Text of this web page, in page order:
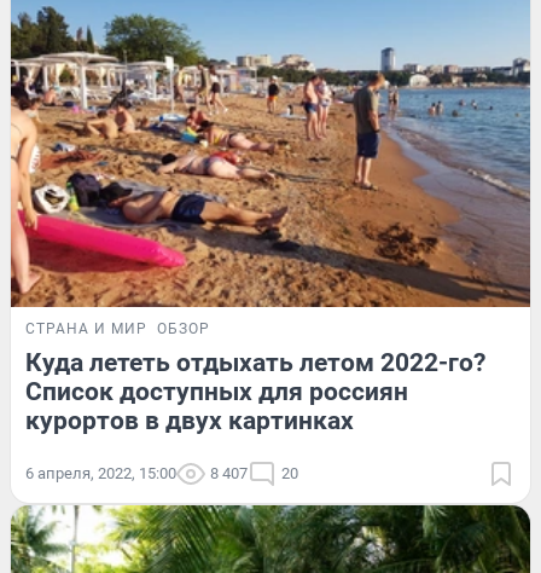
СТРАНА И МИР ОБЗОР
Куда лететь отдыхать летом 2022-го?
Список доступных для россиян
курортов в двух картинках
6 апреля, 2022, 15:00 8 407 20